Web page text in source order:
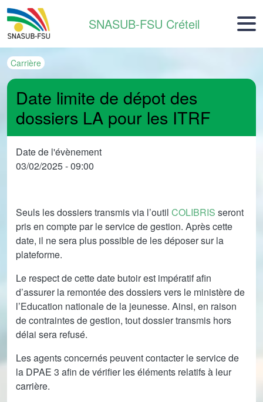
SNASUB-FSU Créteil
Carrière
Date limite de dépot des
dossiers LA pour les ITRF
Date de l'évènement
03/02/2025 - 09:00
Seuls les dossiers transmis via l’outil COLIBRIS seront
pris en compte par le service de gestion. Après cette
date, il ne sera plus possible de les déposer sur la
plateforme.
Le respect de cette date butoir est impératif afin
d’assurer la remontée des dossiers vers le ministère de
l’Education nationale de la jeunesse. Ainsi, en raison
de contraintes de gestion, tout dossier transmis hors
délai sera refusé.
Les agents concernés peuvent contacter le service de
la DPAE 3 afin de vérifier les éléments relatifs à leur
carrière.